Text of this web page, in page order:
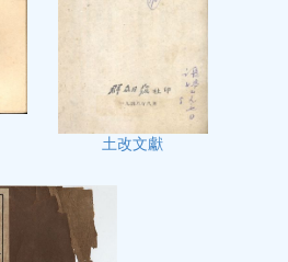
土改文獻